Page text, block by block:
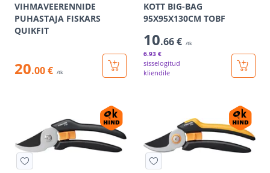
VIHMAVEERENNIDE
PUHASTAJA FISKARS
QUIKFIT
20.00 € /tk
KOTT BIG-BAG
95X95X130CM TOBF
10.66 € /tk
6.93 €
sisselogitud
kliendile